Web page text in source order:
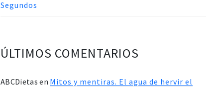
Segundos
ÚLTIMOS COMENTARIOS
ABCDietas en Mitos y mentiras. El agua de hervir el